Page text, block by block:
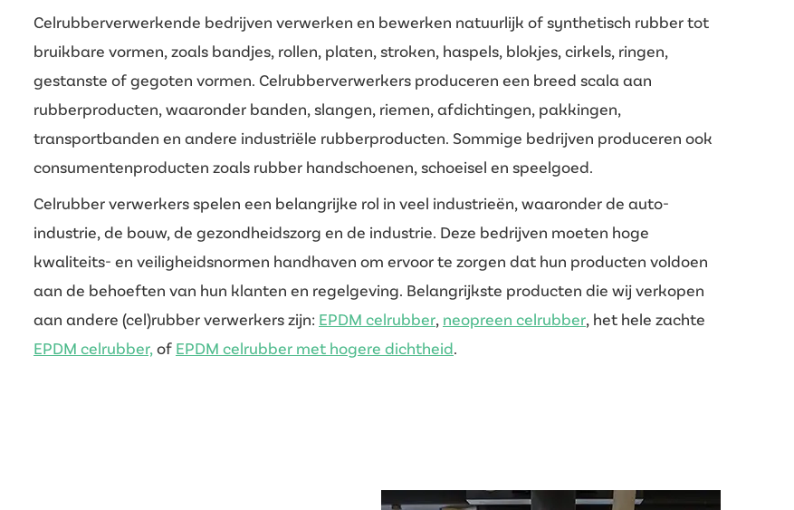
Celrubberverwerkende bedrijven verwerken en bewerken natuurlijk of synthetisch rubber tot
bruikbare vormen, zoals bandjes, rollen, platen, stroken, haspels, blokjes, cirkels, ringen,
gestanste of gegoten vormen. Celrubberverwerkers produceren een breed scala aan
rubberproducten, waaronder banden, slangen, riemen, afdichtingen, pakkingen,
transportbanden en andere industriële rubberproducten. Sommige bedrijven produceren ook
consumentenproducten zoals rubber handschoenen, schoeisel en speelgoed.
Celrubber verwerkers spelen een belangrijke rol in veel industrieën, waaronder de auto-
industrie, de bouw, de gezondheidszorg en de industrie. Deze bedrijven moeten hoge
kwaliteits- en veiligheidsnormen handhaven om ervoor te zorgen dat hun producten voldoen
aan de behoeften van hun klanten en regelgeving. Belangrijkste producten die wij verkopen
aan andere (cel)rubber verwerkers zijn: EPDM celrubber, neopreen celrubber, het hele zachte
EPDM celrubber, of EPDM celrubber met hogere dichtheid.